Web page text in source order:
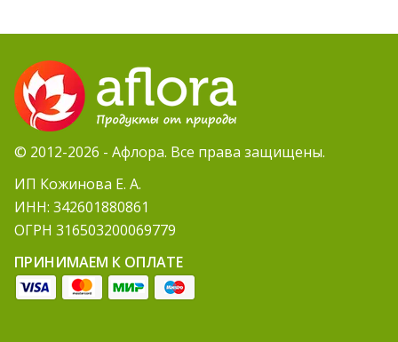
© 2012-2026 - Афлора. Все права защищены.
ИП Кожинова Е. А.
ИНН: 342601880861
ОГРН 316503200069779
ПРИНИМАЕМ К ОПЛАТЕ